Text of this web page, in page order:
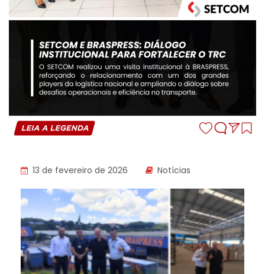
13 de fevereiro de 2026 Notícias